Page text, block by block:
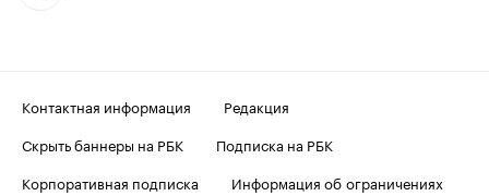
Контактная информация
Редакция
Скрыть баннеры на РБК
Подписка на РБК
Корпоративная подписка
Информация об ограничениях